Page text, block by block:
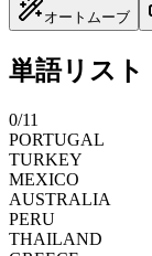
オートムーブ
単語リスト
0/11
PORTUGAL
TURKEY
MEXICO
AUSTRALIA
PERU
THAILAND